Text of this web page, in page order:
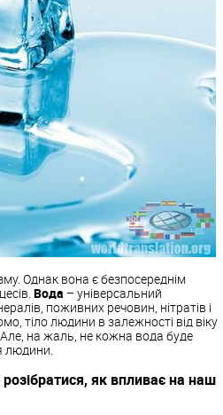
Однак вона є безпосереднім
Вода – універсальний
поживних речовин, нітратів і
тіло людини в залежності від віку
на жаль, не кожна вода буде
людини.
як впливає на наш